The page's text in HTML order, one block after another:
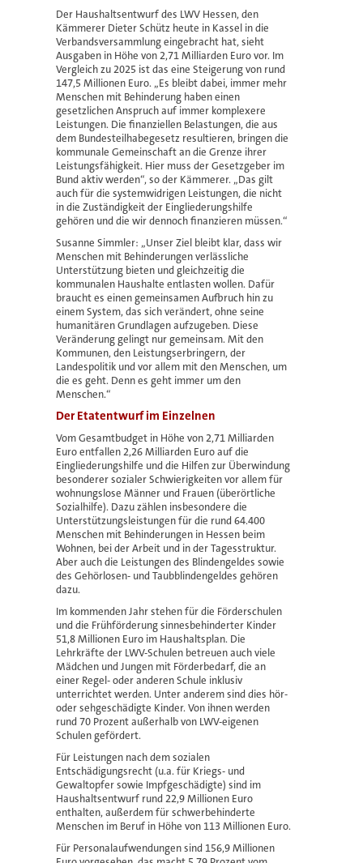
Der Haushaltsentwurf des LWV Hessen, den
Kämmerer Dieter Schütz heute in Kassel in die
Verbandsversammlung eingebracht hat, sieht
Ausgaben in Höhe von 2,71 Milliarden Euro vor. Im
Vergleich zu 2025 ist das eine Steigerung von rund
147,5 Millionen Euro. „Es bleibt dabei, immer mehr
Menschen mit Behinderung haben einen
gesetzlichen Anspruch auf immer komplexere
Leistungen. Die finanziellen Belastungen, die aus
dem Bundesteilhabegesetz resultieren, bringen die
kommunale Gemeinschaft an die Grenze ihrer
Leistungsfähigkeit. Hier muss der Gesetzgeber im
Bund aktiv werden“, so der Kämmerer. „Das gilt
auch für die systemwidrigen Leistungen, die nicht
in die Zuständigkeit der Eingliederungshilfe
gehören und die wir dennoch finanzieren müssen.“
Susanne Simmler: „Unser Ziel bleibt klar, dass wir
Menschen mit Behinderungen verlässliche
Unterstützung bieten und gleichzeitig die
kommunalen Haushalte entlasten wollen. Dafür
braucht es einen gemeinsamen Aufbruch hin zu
einem System, das sich verändert, ohne seine
humanitären Grundlagen aufzugeben. Diese
Veränderung gelingt nur gemeinsam. Mit den
Kommunen, den Leistungserbringern, der
Landespolitik und vor allem mit den Menschen, um
die es geht. Denn es geht immer um den
Menschen.“
Der Etatentwurf im Einzelnen
Vom Gesamtbudget in Höhe von 2,71 Milliarden
Euro entfallen 2,26 Milliarden Euro auf die
Eingliederungshilfe und die Hilfen zur Überwindung
besonderer sozialer Schwierigkeiten vor allem für
wohnungslose Männer und Frauen (überörtliche
Sozialhilfe). Dazu zählen insbesondere die
Unterstützungsleistungen für die rund 64.400
Menschen mit Behinderungen in Hessen beim
Wohnen, bei der Arbeit und in der Tagesstruktur.
Aber auch die Leistungen des Blindengeldes sowie
des Gehörlosen- und Taubblindengeldes gehören
dazu.
Im kommenden Jahr stehen für die Förderschulen
und die Frühförderung sinnesbehinderter Kinder
51,8 Millionen Euro im Haushaltsplan. Die
Lehrkräfte der LWV-Schulen betreuen auch viele
Mädchen und Jungen mit Förderbedarf, die an
einer Regel- oder anderen Schule inklusiv
unterrichtet werden. Unter anderem sind dies hör-
oder sehgeschädigte Kinder. Von ihnen werden
rund 70 Prozent außerhalb von LWV-eigenen
Schulen gefördert.
Für Leistungen nach dem sozialen
Entschädigungsrecht (u.a. für Kriegs- und
Gewaltopfer sowie Impfgeschädigte) sind im
Haushaltsentwurf rund 22,9 Millionen Euro
enthalten, außerdem für schwerbehinderte
Menschen im Beruf in Höhe von 113 Millionen Euro.
Für Personalaufwendungen sind 156,9 Millionen